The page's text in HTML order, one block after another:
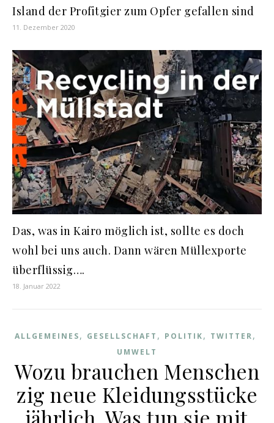
Island der Profitgier zum Opfer gefallen sind
11. Dezember 2020
Das, was in Kairo möglich ist, sollte es doch
wohl bei uns auch. Dann wären Müllexporte
überflüssig….
18. Januar 2022
ALLGEMEINES, GESELLSCHAFT , POLITIK, TWITTER,
UMWELT
Wozu brauchen Menschen
zig neue Kleidungsstücke
jährlich. Was tun sie mit